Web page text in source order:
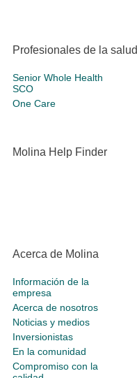
Profesionales de la salud
Senior Whole Health
SCO
One Care
Molina Help Finder
Acerca de Molina
Información de la
empresa
Acerca de nosotros
Noticias y medios
Inversionistas
En la comunidad
Compromiso con la